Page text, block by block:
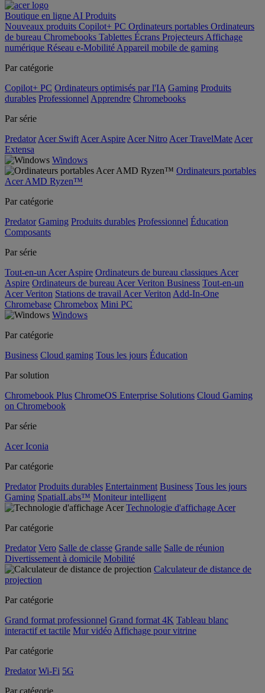
Boutique en ligne AI Produits
Nouveaux produits Copilot+ PC Ordinateurs portables Ordinateurs
de bureau Chromebooks Tablettes Écrans Projecteurs Affichage
numérique Réseau e-Mobilité Appareil mobile de gaming
Par catégorie
Copilot+ PC Ordinateurs optimisés par l'IA Gaming Produits
durables Professionnel Apprendre Chromebooks
Par série
Predator Acer Swift Acer Aspire Acer Nitro Acer TravelMate Acer
Extensa
Windows
Ordinateurs portables
Acer AMD Ryzen™
Par catégorie
Predator Gaming Produits durables Professionnel Éducation
Composants
Par série
Tout-en-un Acer Aspire Ordinateurs de bureau classiques Acer
Aspire Ordinateurs de bureau Acer Veriton Business Tout-en-un
Acer Veriton Stations de travail Acer Veriton Add-In-One
Chromebase Chromebox Mini PC
Windows
Par catégorie
Business Cloud gaming Tous les jours Éducation
Par solution
Chromebook Plus ChromeOS Enterprise Solutions Cloud Gaming
on Chromebook
Par série
Acer Iconia
Par catégorie
Predator Produits durables Entertainment Business Tous les jours
Gaming SpatialLabs™ Moniteur intelligent
Technologie d'affichage Acer
Par catégorie
Predator Vero Salle de classe Grande salle Salle de réunion
Divertissement à domicile Mobilité
Calculateur de distance de
projection
Par catégorie
Grand format professionnel Grand format 4K Tableau blanc
interactif et tactile Mur vidéo Affichage pour vitrine
Par catégorie
Predator Wi-Fi 5G
Par catégorie